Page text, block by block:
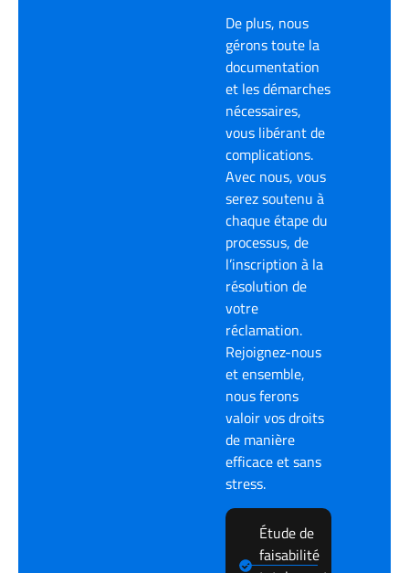
De plus, nous
gérons toute la
documentation
et les démarches
nécessaires,
vous libérant de
complications.
Avec nous, vous
serez soutenu à
chaque étape du
processus, de
l’inscription à la
résolution de
votre
réclamation.
Rejoignez-nous
et ensemble,
nous ferons
valoir vos droits
de manière
efficace et sans
stress.
Étude de
faisabilité